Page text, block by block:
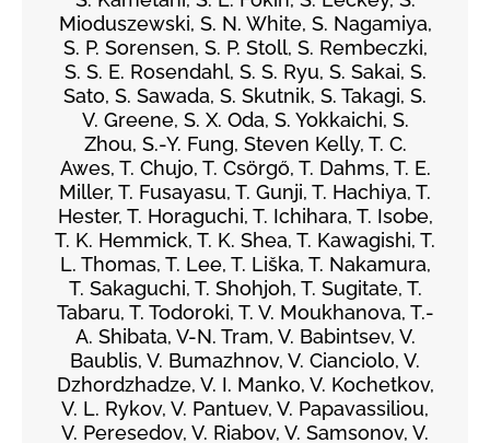
Mioduszewski, S. N. White, S. Nagamiya,
S. P. Sorensen, S. P. Stoll, S. Rembeczki,
S. S. E. Rosendahl, S. S. Ryu, S. Sakai, S.
Sato, S. Sawada, S. Skutnik, S. Takagi, S.
V. Greene, S. X. Oda, S. Yokkaichi, S.
Zhou, S.-Y. Fung, Steven Kelly, T. C.
Awes, T. Chujo, T. Csörgő, T. Dahms, T. E.
Miller, T. Fusayasu, T. Gunji, T. Hachiya, T.
Hester, T. Horaguchi, T. Ichihara, T. Isobe,
T. K. Hemmick, T. K. Shea, T. Kawagishi, T.
L. Thomas, T. Lee, T. Liška, T. Nakamura,
T. Sakaguchi, T. Shohjoh, T. Sugitate, T.
Tabaru, T. Todoroki, T. V. Moukhanova, T.-
A. Shibata, V-N. Tram, V. Babintsev, V.
Baublis, V. Bumazhnov, V. Cianciolo, V.
Dzhordzhadze, V. I. Manko, V. Kochetkov,
V. L. Rykov, V. Pantuev, V. Papavassiliou,
V. Peresedov, V. Riabov, V. Samsonov, V.